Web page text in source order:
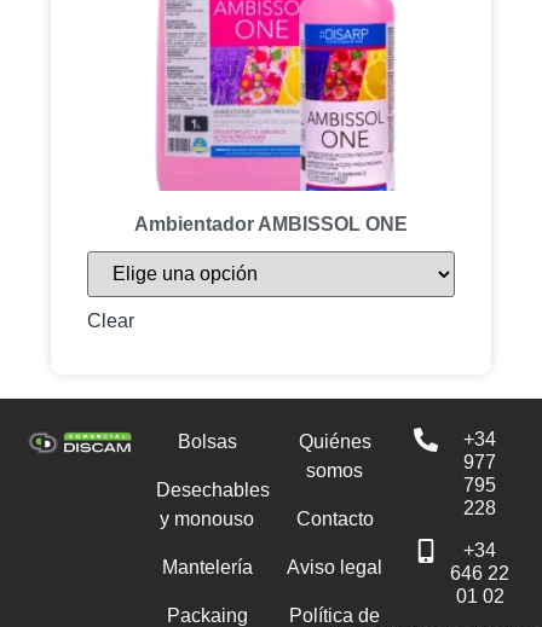
Ambientador AMBISSOL ONE
Clear
Bolsas
Desechables
y monouso
Mantelería
Packaing
Quiénes
somos
Contacto
Aviso legal
Política de
+34
977
795
228
+34
646 22
01 02